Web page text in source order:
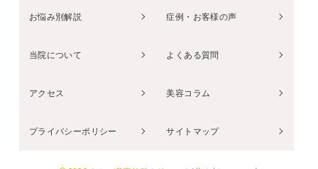
お悩み別解説 症例・お客様の声
当院について よくある質問
アクセス 美容コラム
プライバシーポリシー サイトマップ